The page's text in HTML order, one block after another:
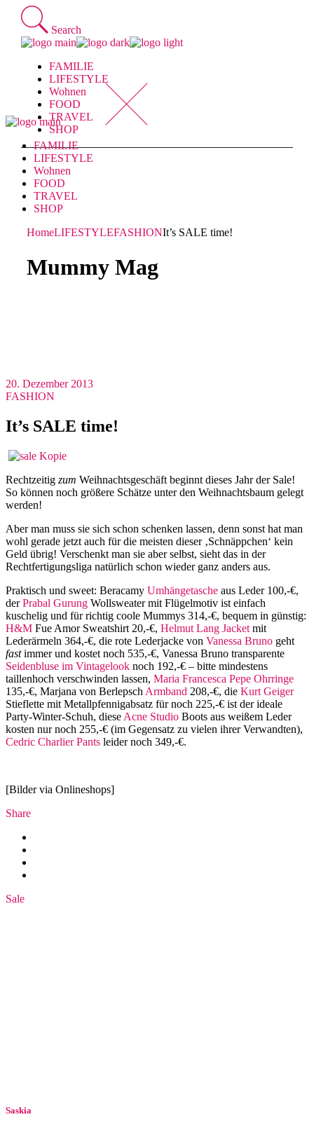
Skip
content
Search
FAMILIE
LIFESTYLE
Wohnen
FOOD
TRAVEL
SHOP
FAMILIE
LIFESTYLE
Wohnen
FOOD
TRAVEL
SHOP
HomeLIFESTYLEFASHIONIt’s SALE time!
Mummy Mag
20. Dezember 2013
FASHION
It’s SALE time!
Rechtzeitig zum Weihnachtsgeschäft beginnt dieses Jahr der Sale!
So können noch größere Schätze unter den Weihnachtsbaum gelegt
werden!
Aber man muss sie sich schon schenken lassen, denn sonst hat man
wohl gerade jetzt auch für die meisten dieser ‚Schnäppchen‘ kein
Geld übrig! Verschenkt man sie aber selbst, sieht das in der
Rechtfertigungsliga natürlich schon wieder ganz anders aus.
Praktisch und sweet: Beracamy Umhängetasche aus Leder 100,-€,
derPrabal Gurung Wollsweater mit Flügelmotiv ist einfach
kuschelig und für richtig coole Mummys 314,-€, bequem in günstig:
H&M Fue Amor Sweatshirt 20,-€, Helmut Lang Jacket mit
Lederärmeln 364,-€, die rote Lederjacke von Vanessa Bruno geht
fastimmer und kostet noch 535,-€, Vanessa Bruno transparente
Seidenbluse im Vintagelook noch 192,-€ – bitte mindestens
taillenhoch verschwinden lassen, Maria Francesca Pepe Ohrringe
135,-€, Marjana von Berlepsch Armband 208,-€, die Kurt Geiger
Stieflette mit Metallpfennigabsatz für noch 225,-€ ist der ideale
Party-Winter-Schuh, diese Acne Studio Boots aus weißem Leder
kosten nur noch 255,-€ (im Gegensatz zu vielen ihrer Verwandten),
Cedric Charlier Pants leider noch 349,-€.
[Bilder via Onlineshops]
Share
Sale
Saskia